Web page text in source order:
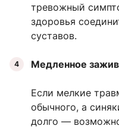
тревожный
здоровья
суставов.
Медленное
Если мелкие
обычного, а
долго —